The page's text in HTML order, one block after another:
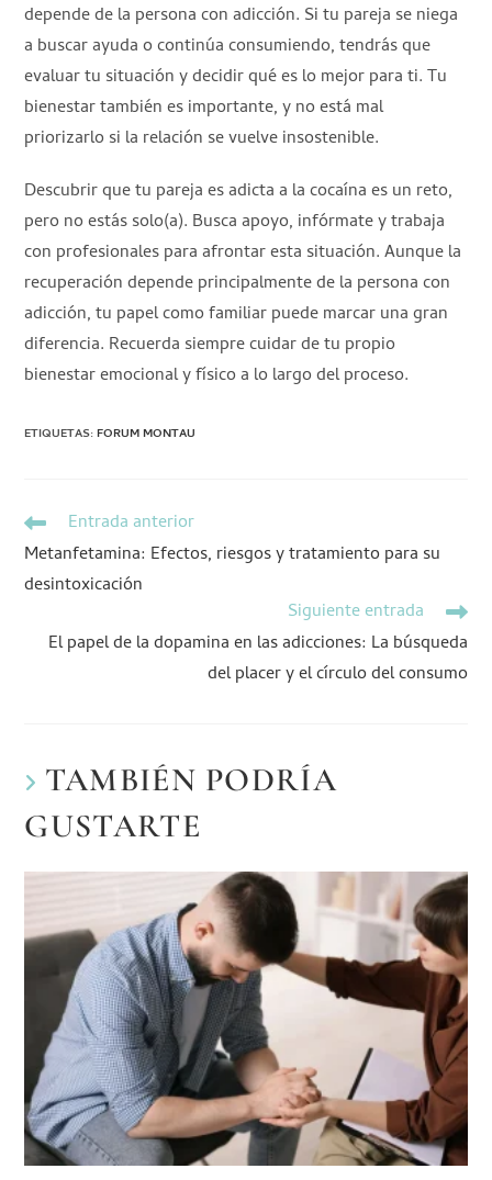
depende de la persona con adicción. Si tu pareja se niega
a buscar ayuda o continúa consumiendo, tendrás que
evaluar tu situación y decidir qué es lo mejor para ti. Tu
bienestar también es importante, y no está mal
priorizarlo si la relación se vuelve insostenible.
Descubrir que tu pareja es adicta a la cocaína es un reto,
pero no estás solo(a). Busca apoyo, infórmate y trabaja
con profesionales para afrontar esta situación. Aunque la
recuperación depende principalmente de la persona con
adicción, tu papel como familiar puede marcar una gran
diferencia. Recuerda siempre cuidar de tu propio
bienestar emocional y físico a lo largo del proceso.
ETIQUETAS:FORUM MONTAU
Entrada anterior
Metanfetamina: Efectos, riesgos y tratamiento para su
desintoxicación
Siguiente entrada
El papel de la dopamina en las adicciones: La búsqueda
del placer y el círculo del consumo
TAMBIÉN PODRÍA
GUSTARTE